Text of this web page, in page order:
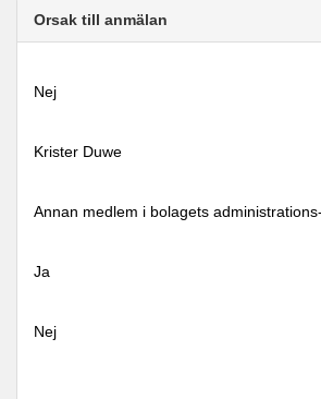
Orsak till anmälan
Nej
Krister Duwe
Annan medlem i bolagets
Ja
Nej